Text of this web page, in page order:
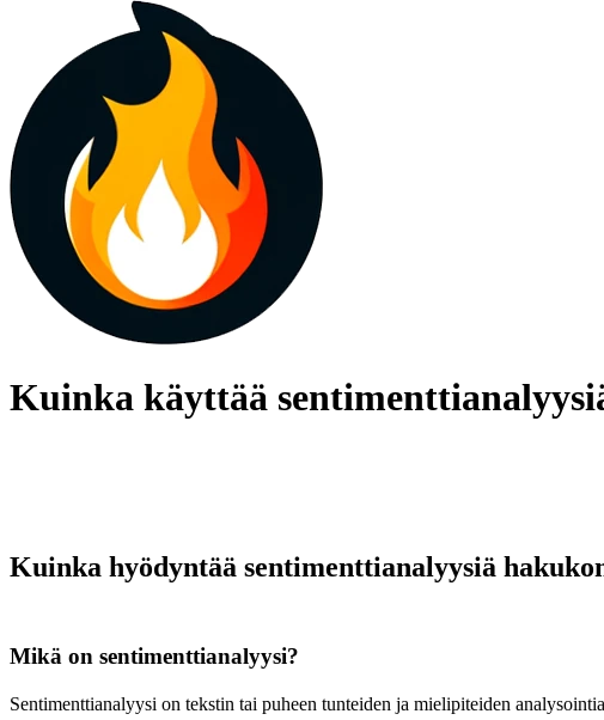
Kuinka käyttää
Kuinka hyödyntää sentimenttianalyysiä
Mikä on sentimenttianalyysi?
Sentimenttianalyysi on tekstin tai puheen tunteiden ja mielipiteiden